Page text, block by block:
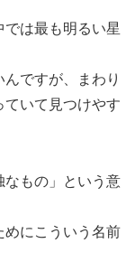
は最も明るい星
ですが、まわり
ていて見つけやす
なもの」という意
めにこういう名前